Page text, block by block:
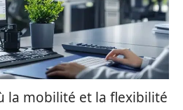
la mobilité et la flexibilité